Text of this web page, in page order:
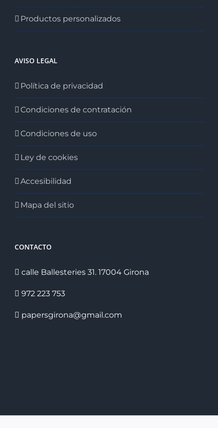
Productos personalizados
AVISO LEGAL
Política de privacidad
Condiciones de contratación
Condiciones de uso
Ley de cookies
Accesibilidad
Mapa del sitio
CONTACTO
calle Ballesteries 31. 17004 Girona
972 223 753
papersgirona@gmail.com